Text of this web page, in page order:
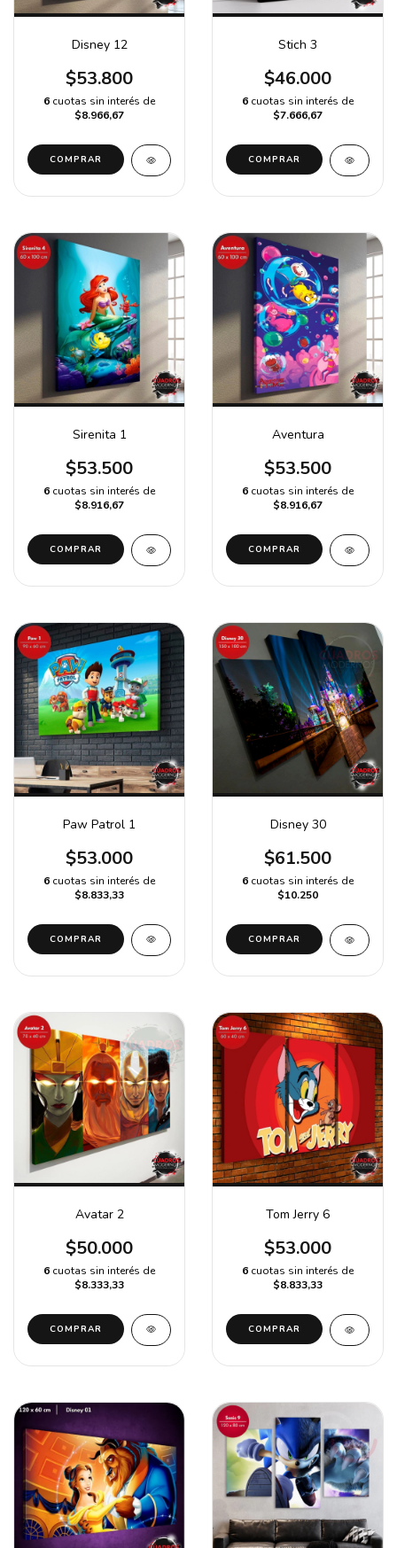
Disney 12
$53.800
6 cuotas sin interés de
$8.966,67
COMPRAR
Stich 3
$46.000
6 cuotas sin interés de
$7.666,67
COMPRAR
Sirenita 1
$53.500
6 cuotas sin interés de
$8.916,67
Aventura
$53.500
6 cuotas sin interés de
$8.916,67
Paw Patrol 1
$53.000
6 cuotas sin interés de
$8.833,33
Disney 30
$61.500
6 cuotas sin interés de
$10.250
COMPRAR
Avatar 2
$50.000
6 cuotas sin interés de
$8.333,33
Tom Jerry 6
$53.000
6 cuotas sin interés de
$8.833,33